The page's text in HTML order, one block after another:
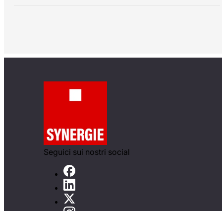
Seguici sui nostri social